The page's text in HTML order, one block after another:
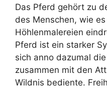
Das Pferd gehört zu
des Menschen, wie
Höhlenmalereien
Pferd ist ein starker
sich anno dazumal
zusammen mit den
Wildnis bediente.